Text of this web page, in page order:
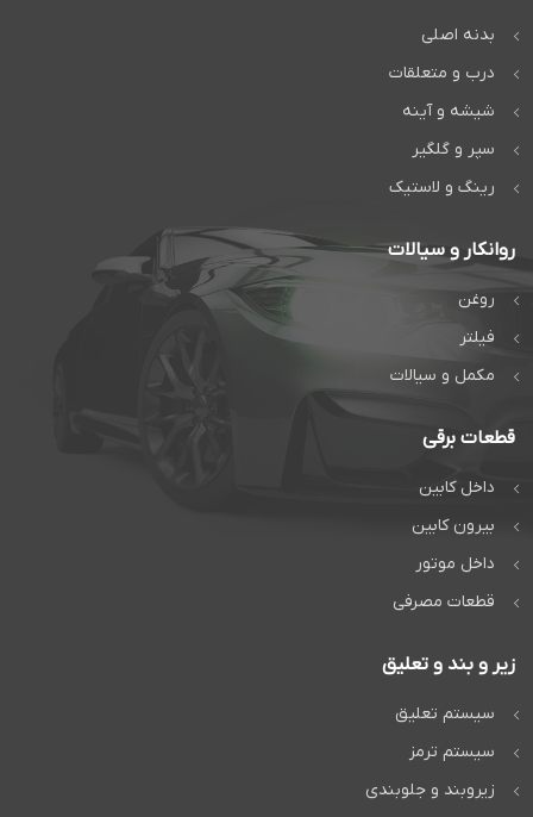
بدنه اصلی
درب و متعلقات
شیشه و آینه
سپر و گلگیر
رینگ و لاستیک
روانکار و سیالات
روغن
فیلتر
مکمل و سیالات
قطعات برقی
داخل کابین
بیرون کابین
داخل موتور
قطعات مصرفی
زیر و بند و تعلیق
سیستم تعلیق
سیستم ترمز
زیروبند و جلوبندی